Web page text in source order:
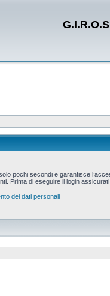
pochi secondi e garantisce
Prima di eseguire il login
dei dati personali